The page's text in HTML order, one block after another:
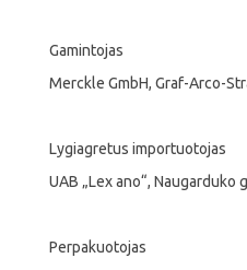
Gamintojas
Merckle GmbH, Graf-Arco-
Lygiagretus importuotojas
UAB „Lex ano“, Naugarduko
Perpakuotojas